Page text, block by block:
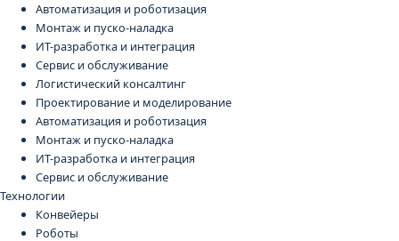
Автоматизация и роботизация
Монтаж и пуско-наладка
ИТ-разработка и интеграция
Сервис и обслуживание
Логистический консалтинг
Проектирование и моделирование
Автоматизация и роботизация
Монтаж и пуско-наладка
ИТ-разработка и интеграция
Сервис и обслуживание
Технологии
Конвейеры
Роботы